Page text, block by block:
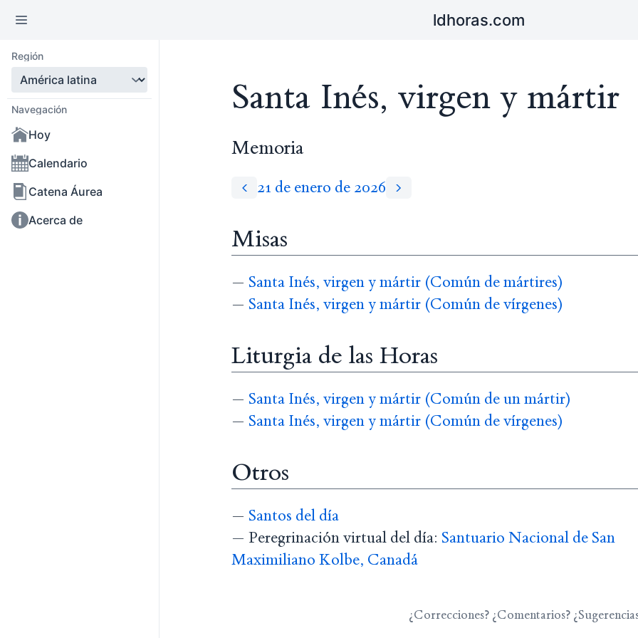
ldhoras.com
Región
Navegación
Hoy
Calendario
Catena Áurea
Acerca de
Santa Inés, virgen y mártir
Memoria
21 de enero de 2026
Misas
— Santa Inés, virgen y mártir (Común de mártires)
— Santa Inés, virgen y mártir (Común de vírgenes)
Liturgia de las Horas
— Santa Inés, virgen y mártir (Común de un mártir)
— Santa Inés, virgen y mártir (Común de vírgenes)
Otros
— Santos del día
— Peregrinación virtual del día: Santuario Nacional de San
Maximiliano Kolbe, Canadá
¿Correcciones? ¿Comentarios?